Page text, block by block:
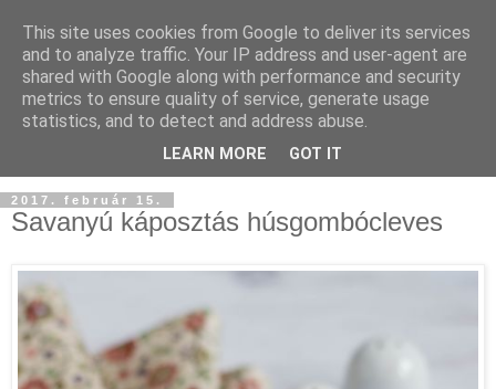
2017. február 15.
Savanyú káposztás húsgombócleves
This site uses cookies from Google to deliver its services
and to analyze traffic. Your IP address and user-agent are
shared with Google along with performance and security
metrics to ensure quality of service, generate usage
statistics, and to detect and address abuse.
LEARN MORE GOT IT